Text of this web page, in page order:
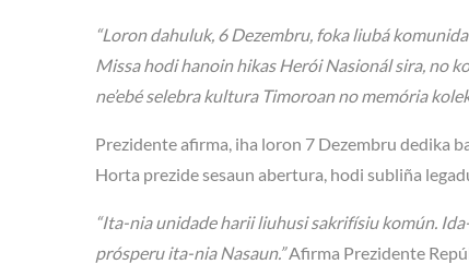
“Loron dahuluk, 6 Dezembru, foka liubá
Missa hodi hanoin hikas Herói Nasionál sira, no
ne’ebé selebra kultura Timoroan no memória
Prezidente afirma, iha loron 7 Dezembru dedika
Horta prezide sesaun abertura, hodi subliña
“Ita-nia unidade harii liuhusi sakrifísiu komún.
prósperu ita-nia Nasaun.”Afirma Prezidente